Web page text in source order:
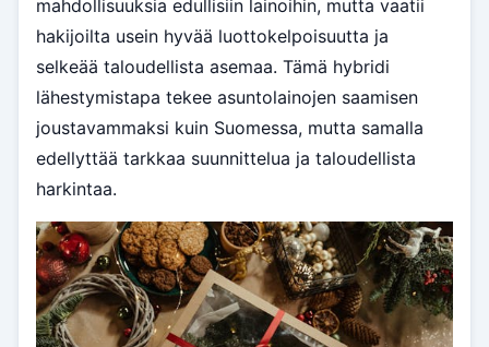
mahdollisuuksia edullisiin lainoihin, mutta vaatii
hakijoilta usein hyvää luottokelpoisuutta ja
selkeää taloudellista asemaa. Tämä hybridi
lähestymistapa tekee asuntolainojen saamisen
joustavammaksi kuin Suomessa, mutta samalla
edellyttää tarkkaa suunnittelua ja taloudellista
harkintaa.